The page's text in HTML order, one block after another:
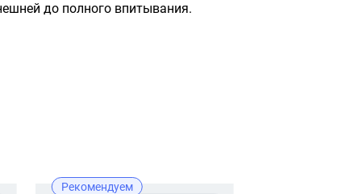
до полного впитывания.
Рекомендуем